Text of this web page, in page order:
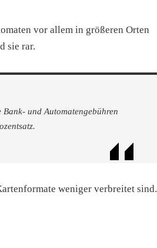
vor allem in größeren Orten
sie rar.
und Automatengebühren
weniger verbreitet sind.